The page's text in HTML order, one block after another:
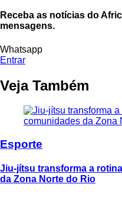
Receba as notícias do
mensagens.
Whatsapp
Entrar
Veja Também
Esporte
Jiu-jítsu transforma a
da Zona Norte do Rio